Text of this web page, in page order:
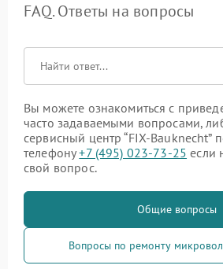
FAQ. Ответы на вопросы
Вы можете ознакомиться с
часто задаваемыми вопросами,
сервисный центр “FIX-Bauknecht”
телефону+7 (495) 023-73-25 если
свой вопрос.
Общие вопросы
Вопросы по ремонту